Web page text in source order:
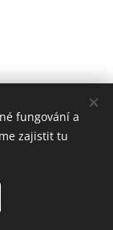
fungování a
zajistit tu